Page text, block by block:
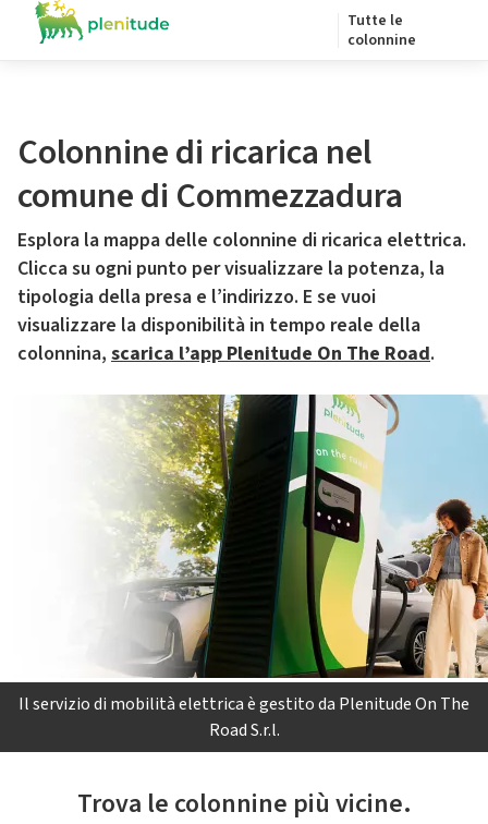
Tutte le
colonnine
Colonnine di ricarica nel
comune di Commezzadura
Esplora la mappa delle colonnine di ricarica elettrica.
Clicca su ogni punto per visualizzare la potenza, la
tipologia della presa e l’indirizzo. E se vuoi
visualizzare la disponibilità in tempo reale della
colonnina, scarica l’app Plenitude On The Road.
Il servizio di mobilità elettrica è gestito da Plenitude On The
Road S.r.l.
Trova le colonnine più vicine.